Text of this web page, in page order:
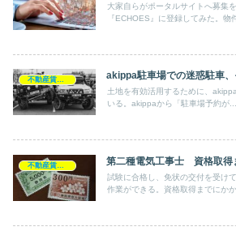
大家自らがポータルサイトへ募集
『ECHOES』に登録してみた。物
不動産賃貸業 akippa駐車場での迷惑駐車
土地を有効活用するために、
いる。akippaから「駐車場予約が...
不動産賃貸業 第二種電気工事士 資格取得
試験に合格し、免状の交付を受け
作業ができる。資格取得までにかか